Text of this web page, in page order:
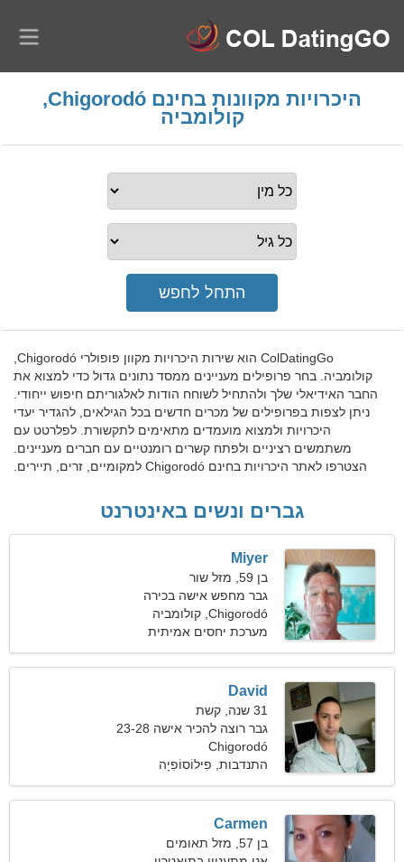
היכרויות מקוונות בחינם Chigorodó,
קולומביה
קולומביה. בחר פרופילים מעניינים ממסד נתונים גדול כדי למצוא את
החבר האידיאלי שלך ולהתחיל לשוחח הודות לאלגוריתם חיפוש ייחודי.
ניתן לצפות בפרופילים של מכרים חדשים בכל הגילאים, להגדיר יעדי
היכרויות ולמצוא מועמדים מתאימים לתקשורת. לפלרטט עם
משתמשים רציניים ולפתח קשרים רומנטיים עם חברים מעניינים.
הצטרפו לאתר היכרויות בחינם Chigorodó למקומיים, זרים, תיירים.
גברים ונשים באינטרנט
Miyer
בן 59, מזל שור
גבר מחפש אישה בכירה
Chigorodó, קולומביה
מערכת יחסים אמיתית
David
31 שנה, קשת
גבר רוצה להכיר אישה 23-28
Chigorodó
התנדבות, פִילוֹסוֹפִיָה
Carmen
בן 57, מזל תאומים